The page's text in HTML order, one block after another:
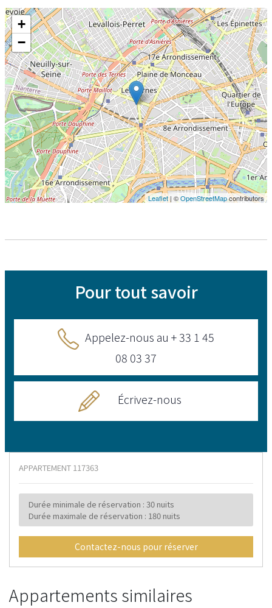
+
−
Leaflet| ©OpenStreetMapcontributors
Pour tout savoir
Écrivez-nous
Appelez-nous au + 33 1 45
08 03 37
APPARTEMENT 117363
Durée minimale de réservation : 30 nuits
Durée maximale de réservation : 180 nuits
Contactez-nous pour réserver
Appartements similaires